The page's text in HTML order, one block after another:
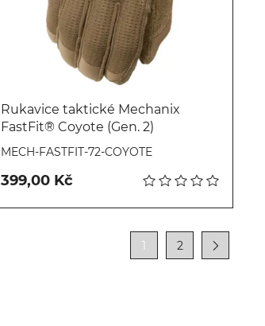
Rukavice taktické Mechanix
FastFit® Coyote (Gen. 2)
MECH-FASTFIT-72-COYOTE
399,00 Kč
1 2